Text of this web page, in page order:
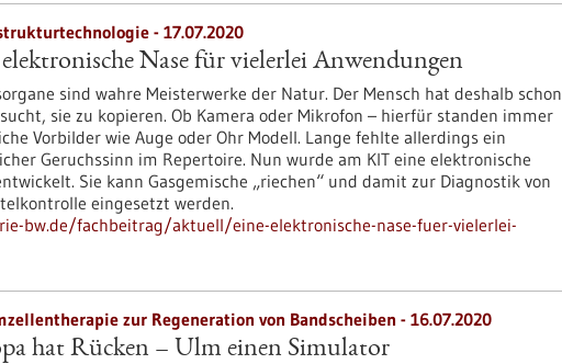
- 17.07.2020
Nase für vielerlei Anwendungen
sind wahre Meisterwerke der Natur. Der Mensch hat deshalb schon
sie zu kopieren. Ob Kamera oder Mikrofon – hierfür standen immer
Vorbilder wie Auge oder Ohr Modell. Lange fehlte allerdings ein
Geruchssinn im Repertoire. Nun wurde am KIT eine elektronische
Sie kann Gasgemische „riechen“ und damit zur Diagnostik von
eingesetzt werden.
bw.de/fachbeitrag/aktuell/eine-elektronische-nase-fuer-vielerlei-
zur Regeneration von Bandscheiben - 16.07.2020
hat Rücken – Ulm einen Simulator